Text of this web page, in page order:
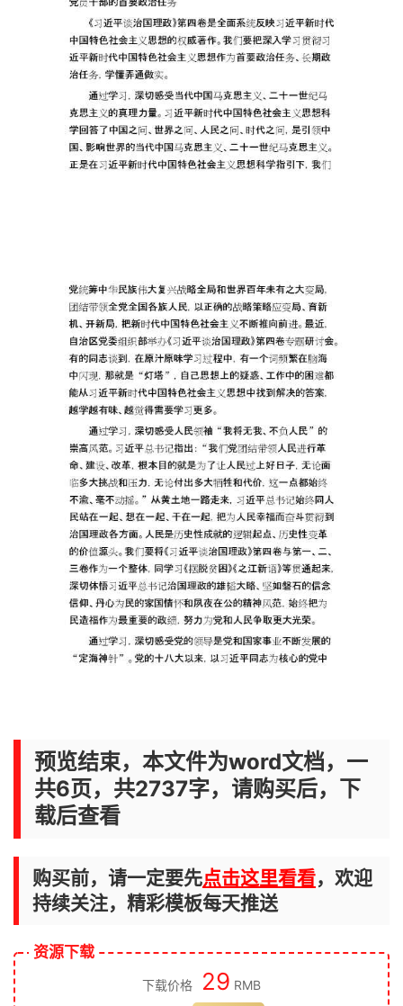
预览结束，本文件为word文档，一
共6页，共2737字，请购买后，下
载后查看
购买前，请一定要先点击这里看看，欢迎
持续关注，精彩模板每天推送
资源下载
下载价格 29 RMB